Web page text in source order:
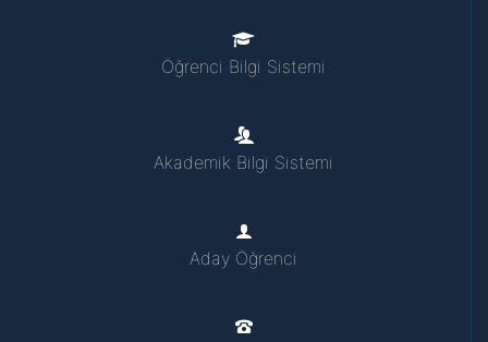
Öğrenci Bilgi Sistemi
Akademik Bilgi Sistemi
Aday Öğrenci